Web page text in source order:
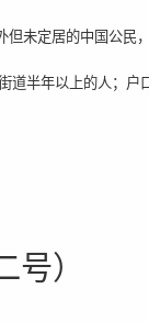
未定居的中国公民
道半年以上的人；户
号）